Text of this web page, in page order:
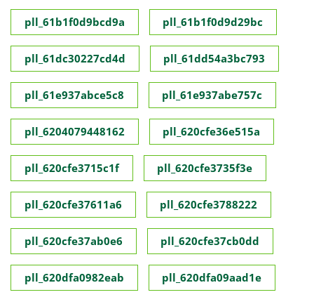
pll_61b1f0d9bcd9a pll_61b1f0d9d29bc
pll_61dc30227cd4d pll_61dd54a3bc793
pll_61e937abce5c8 pll_61e937abe757c
pll_6204079448162 pll_620cfe36e515a
pll_620cfe3715c1f pll_620cfe3735f3e
pll_620cfe37611a6 pll_620cfe3788222
pll_620cfe37ab0e6 pll_620cfe37cb0dd
pll_620dfa0982eab pll_620dfa09aad1e